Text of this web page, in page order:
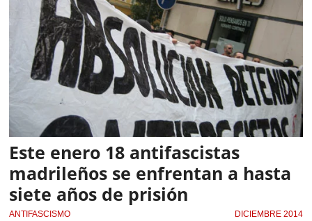
Este enero 18 antifascistas
madrileños se enfrentan a hasta
siete años de prisión
ANTIFASCISMO DICIEMBRE 2014